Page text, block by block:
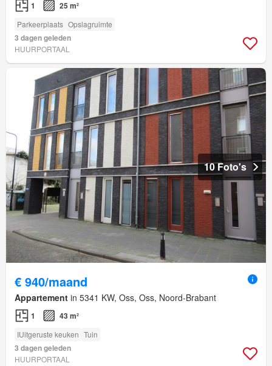
1 25 m²
Parkeerplaats Opslagruimte
3 dagen geleden
HUURPORTAAL
10 Foto's
€ 940/maand
Appartement in 5341 KW, Oss, Oss, Noord-Brabant
1 43 m²
IUitgeruste keuken Tuin
3 dagen geleden
HUURPORTAAL